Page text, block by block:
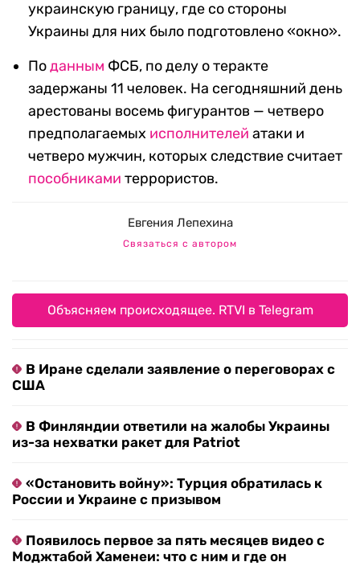
украинскую границу, где со стороны
Украины для них было подготовлено «окно».
Поданным ФСБ, по делу о теракте
задержаны 11 человек. На сегодняшний день
арестованы восемь фигурантов — четверо
предполагаемых исполнителей атаки и
четверо мужчин, которых следствие считает
пособниками террористов.
Евгения Лепехина
Связаться с автором
Объясняем происходящее. RTVI в Telegram
В Иране сделали заявление о переговорах с
США
В Финляндии ответили на жалобы Украины
из-за нехватки ракет для Patriot
«Остановить войну»: Турция обратилась к
России и Украине с призывом
Появилось первое за пять месяцев видео с
Моджтабой Хаменеи: что с ним и где он